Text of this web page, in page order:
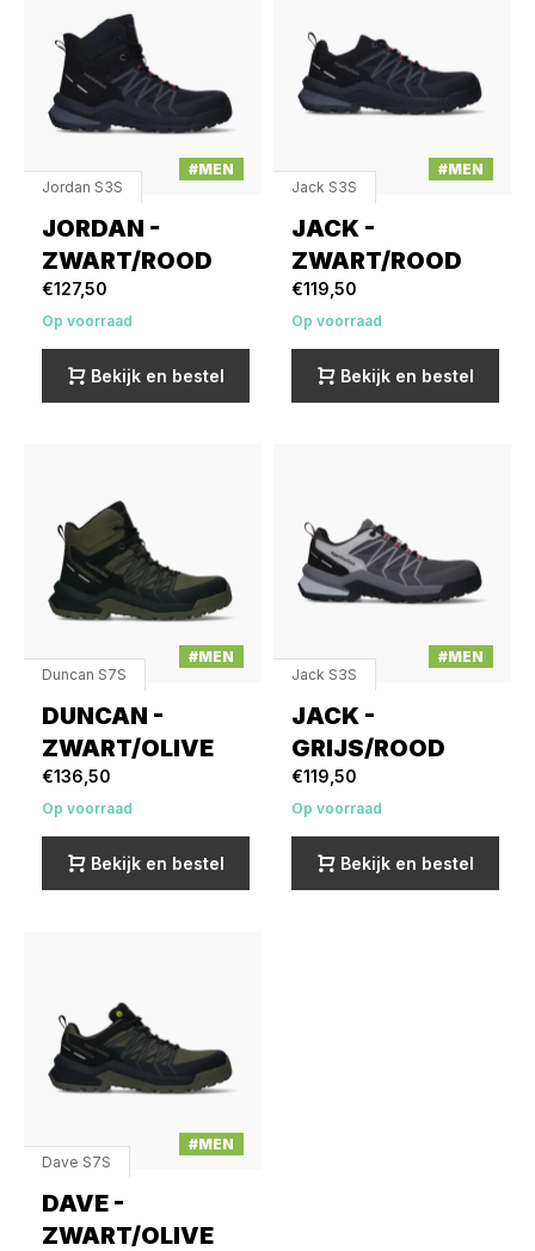
#MEN
Jordan S3S
JORDAN -
ZWART/ROOD
€127,50
Op voorraad
Bekijk en bestel
#MEN
Jack S3S
JACK -
ZWART/ROOD
€119,50
Op voorraad
Bekijk en bestel
#MEN
Duncan S7S
DUNCAN -
ZWART/OLIVE
€136,50
Op voorraad
Bekijk en bestel
#MEN
Jack S3S
JACK -
GRIJS/ROOD
€119,50
Op voorraad
Bekijk en bestel
#MEN
Dave S7S
DAVE -
ZWART/OLIVE